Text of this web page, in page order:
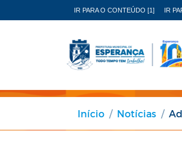
IR PARA O CONTEÚDO [1] IR
Início Notícias